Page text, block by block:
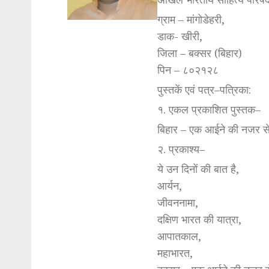
ग्राम – मांगोडेहरी,
डाक- खीरी,
जिला – बक्सर (बिहार)
पिन – ८०२१२८
पुस्तकें एवं पत्र–पत्रिका:
१. एकल प्रकाशित पुस्तक–
बिहार – एक आईने की नजर
२. प्रकाश्य–
ये उन दिनों की बात है,
आर्यन,
जीवननामा,
दक्षिण भारत की यात्रा,
आपातकाल,
महाभारत,